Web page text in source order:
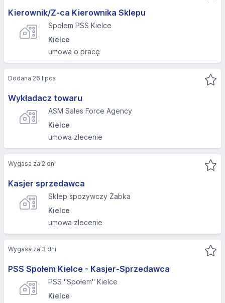
Kierownik/Z-ca Kierownika Sklepu
Społem PSS Kielce
Kielce
umowa o pracę
Wykładacz towaru
ASM Sales Force Agency
Kielce
umowa zlecenie
Dodana 26 lipca
Kasjer sprzedawca
Sklep spożywczy Żabka
Kielce
umowa zlecenie
Wygasa za 2 dni
PSS Społem Kielce - Kasjer-Sprzedawca
PSS "Społem" Kielce
Kielce
Wygasa za 3 dni